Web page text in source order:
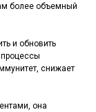
более объемный
и обновить
снижает
она